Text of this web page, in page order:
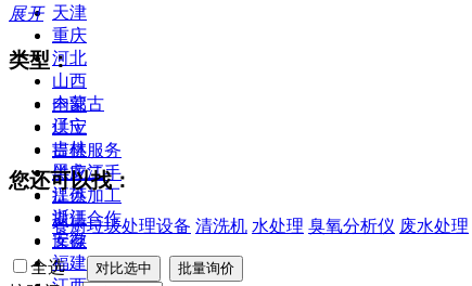
天津
重庆
河北
山西
内蒙古
辽宁
吉林
黑龙江
江苏
浙江
安徽
福建
展开
类型：
全部
供应
提供服务
供应二手
提供加工
提供合作
库存
您还可以找：
餐厨垃圾处理设备 清洗机 水处理 臭氧分析仪 废水处理
全选